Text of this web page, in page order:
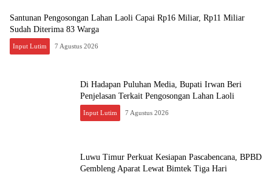
Santunan Pengosongan Lahan Laoli Capai Rp16 Miliar, Rp11 Miliar
Sudah Diterima 83 Warga
Input Lutim 7 Agustus 2026
Di Hadapan Puluhan Media, Bupati Irwan Beri
Penjelasan Terkait Pengosongan Lahan Laoli
Input Lutim 7 Agustus 2026
Luwu Timur Perkuat Kesiapan Pascabencana, BPBD
Gembleng Aparat Lewat Bimtek Tiga Hari